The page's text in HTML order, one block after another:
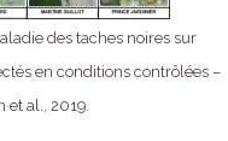
des taches noires sur
en conditions contrôlées –
et al., 2019.